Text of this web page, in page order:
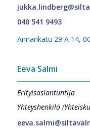
040 541 9493
Annankatu 29 A 14,
Eeva Salmi
Erityisasiantuntija
Yhteyshenkilö